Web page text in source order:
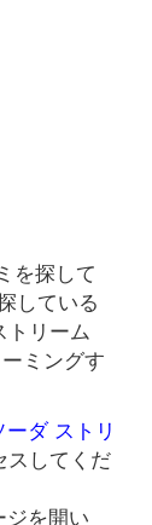
を探して
している
リーム
ミングす
ーダ ストリ
スしてくだ
を開い